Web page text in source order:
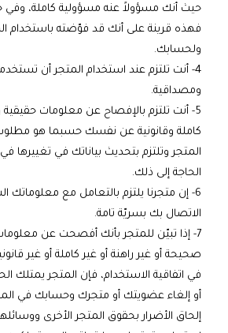
حيث أنك مسؤولاً عنه مسؤولية كاملة، وفي
فهذه قرينة على أنك قد فوّضته باستخدام
ولحسابك.
4- أنت تلتزم عند استخدام المتجر أن
ومصداقية.
5- أنت تلتزم بالإفصاح عن معلومات
كاملة وقانونية عن نفسك حسبما هو
المتجر وتلتزم بتحديث بياناتك في تغييرها
الحاجة إلى ذلك.
6- إن متجرنا يلتزم بالتعامل مع معلوماتك
الاتصال بك بسريّة تامة.
7- إذا تبيّن للمتجر بأنك أفصحت عن
صحيحة أو غير راهنة أو غير كاملة أو غير
في اتفاقية الاستخدام، فإن المتجر يمتلك
أو إلغاء عضويتك أو متجرك وحسابك في
إلحاق الأضرار بحقوق المتجر الأخرى